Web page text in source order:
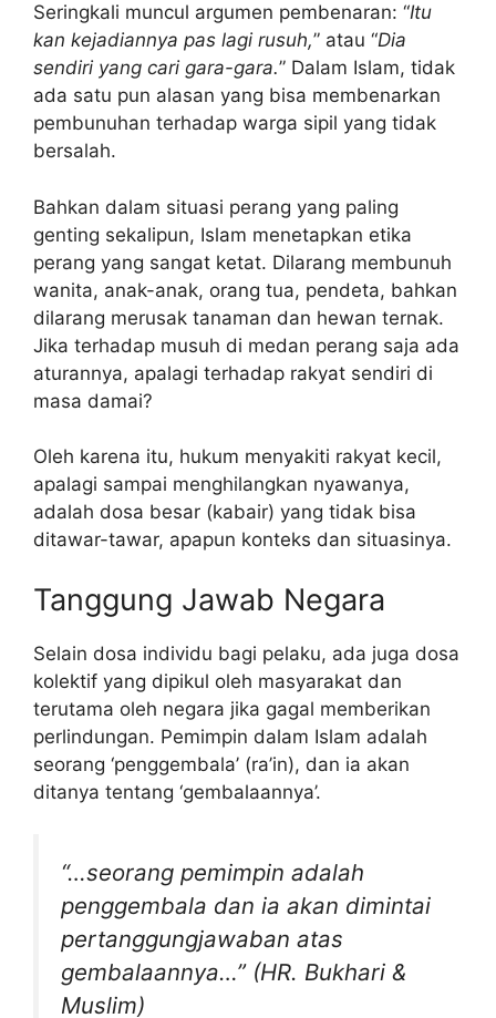
Seringkali muncul argumen pembenaran: “Itu
kan kejadiannya pas lagi rusuh,” atau “Dia
sendiri yang cari gara-gara.” Dalam Islam, tidak
ada satu pun alasan yang bisa membenarkan
pembunuhan terhadap warga sipil yang tidak
bersalah.
Bahkan dalam situasi perang yang paling
genting sekalipun, Islam menetapkan etika
perang yang sangat ketat. Dilarang membunuh
wanita, anak-anak, orang tua, pendeta, bahkan
dilarang merusak tanaman dan hewan ternak.
Jika terhadap musuh di medan perang saja ada
aturannya, apalagi terhadap rakyat sendiri di
masa damai?
Oleh karena itu, hukum menyakiti rakyat kecil,
apalagi sampai menghilangkan nyawanya,
adalah dosa besar (kabair) yang tidak bisa
ditawar-tawar, apapun konteks dan situasinya.
Tanggung Jawab Negara
Selain dosa individu bagi pelaku, ada juga dosa
kolektif yang dipikul oleh masyarakat dan
terutama oleh negara jika gagal memberikan
perlindungan. Pemimpin dalam Islam adalah
seorang ‘penggembala’ (ra’in), dan ia akan
ditanya tentang ‘gembalaannya’.
“…seorang pemimpin adalah
penggembala dan ia akan dimintai
pertanggungjawaban atas
gembalaannya…” (HR. Bukhari &
Muslim)